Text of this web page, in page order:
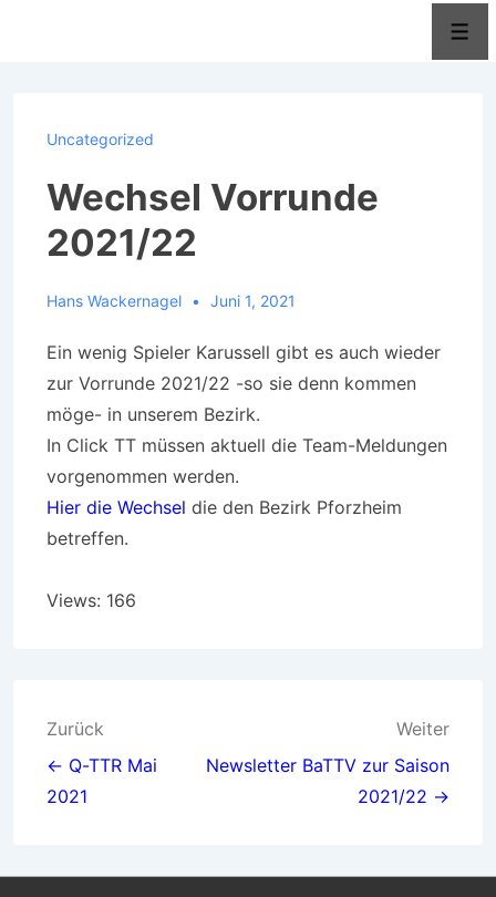
Uncategorized
Wechsel Vorrunde
2021/22
Hans Wackernagel Juni 1, 2021
Ein wenig Spieler Karussell gibt es auch wieder
zur Vorrunde 2021/22 -so sie denn kommen
möge- in unserem Bezirk.
In Click TT müssen aktuell die Team-Meldungen
vorgenommen werden.
Hier die Wechsel die den Bezirk Pforzheim
betreffen.
Views: 166
Beitragsnavigation
Zurück
← Q-TTR Mai
2021
Weiter
Newsletter BaTTV zur Saison
2021/22 →